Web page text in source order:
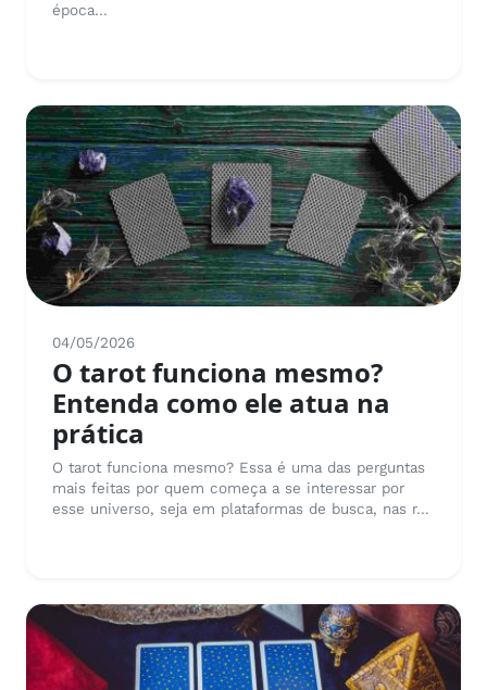
época...
04/05/2026
O tarot funciona mesmo?
Entenda como ele atua na
prática
O tarot funciona mesmo? Essa é uma das perguntas
mais feitas por quem começa a se interessar por
esse universo, seja em plataformas de busca, nas r...